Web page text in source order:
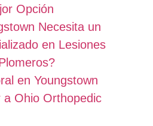
Opción
Necesita un
en Lesiones
en Youngstown
a Ohio Orthopedic